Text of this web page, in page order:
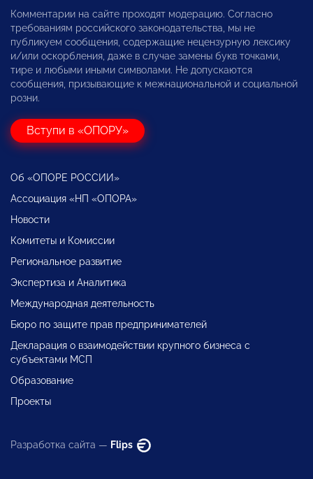
Комментарии на сайте проходят модерацию. Согласно
требованиям российского законодательства, мы не
публикуем сообщения, содержащие нецензурную лексику
и/или оскорбления, даже в случае замены букв точками,
тире и любыми иными символами. Не допускаются
сообщения, призывающие к межнациональной и социальной
розни.
Вступи в «ОПОРУ»
Об «ОПОРЕ РОССИИ»
Ассоциация «НП «ОПОРА»
Новости
Комитеты и Комиссии
Региональное развитие
Экспертиза и Аналитика
Международная деятельность
Бюро по защите прав предпринимателей
Декларация о взаимодействии крупного бизнеса с
субъектами МСП
Образование
Проекты
Разработка сайта — Flips